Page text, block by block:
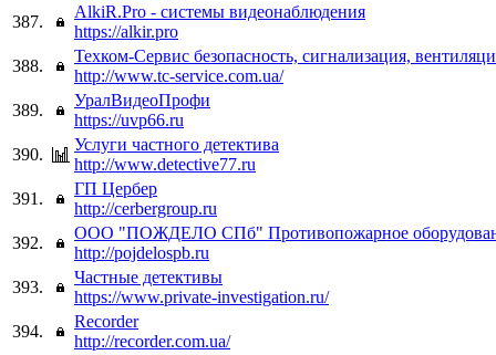
387.
AlkiR.Pro - системы видеонаблюдения
https://alkir.pro
388.
Техком-Сервис безопасность, сигнализация,
http://www.tc-service.com.ua/
389.
УралВидеоПрофи
https://uvp66.ru
390.
Услуги частного детектива
http://www.detective77.ru
391.
ГП Цербер
http://cerbergroup.ru
392.
ООО "ПОЖДЕЛО СПб" Противопожарное
http://pojdelospb.ru
393.
Частные детективы
https://www.private-investigation.ru/
394.
Recorder
http://recorder.com.ua/